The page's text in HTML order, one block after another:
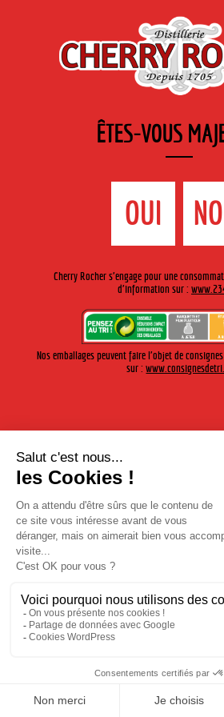
L’entreprise ›L’entreprise
L’ENTREPRISE
Mentions légales|Politique de
L'abus d'alcool est dangereux pour la
modération.
ÊTES-VOUS
OUI
Cherry Rocher s'engage pour une
d'information sur :
Nos emballages peuvent faire l'objet de
sur :
L'abus d'alcool est dangereux pour la santé. à